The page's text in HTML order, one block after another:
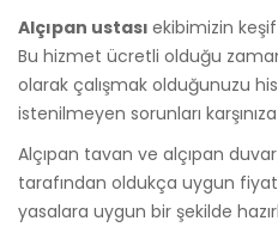
Alçıpan ustası ekibimizin
Bu hizmet ücretli olduğu
olarak çalışmak olduğunuzu
istenilmeyen sorunları
Alçıpan tavan ve alçıpan
tarafından oldukça uygun
yasalara uygun bir şekilde